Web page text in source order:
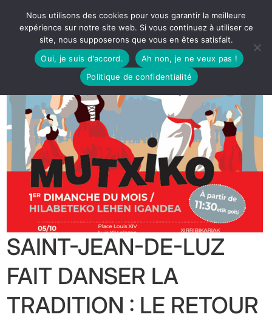
SAINT-JEAN-DE-LUZ
FAIT DANSER LA
TRADITION : LE RETOUR
Nous utilisons des cookies pour vous garantir la meilleure
expérience sur notre site web. Si vous continuez à utiliser ce
site, nous supposerons que vous en êtes satisfait.
Oui, je suis d'accord.
Ah non, je ne veux pas !
Politique de confidentialité